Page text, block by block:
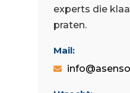
experts die
praten.
Mail: